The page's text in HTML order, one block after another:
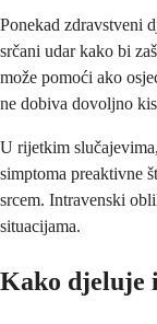
Ponekad zdravstveni
srčani udar kako bi
može pomoći ako
ne dobiva dovoljno
U rijetkim
simptoma preaktivne
srcem. Intravenski
situacijama.
Kako djeluje